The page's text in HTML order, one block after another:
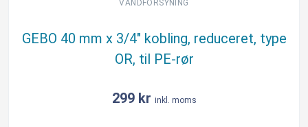
rør
VANDFORSYNING
GEBO 40 mm x 3/4″ kobling, reduceret, type
OR, til PE-rør
299 kr inkl. moms